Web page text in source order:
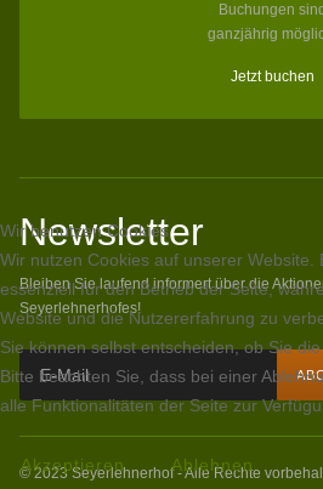
Buchungen sind
ganzjährig
Jetzt buchen
Newsletter
Bleiben Sie laufend informert über die
Seyerlehnerhofes!
© 2023 Seyerlehnerhof - Alle Rechte
Wir benutzen Cookies
Wir nutzen Cookies auf unserer Website.
essenziell für den Betrieb der Seite,
Website und die Nutzererfahrung zu
Sie können selbst entscheiden, ob Sie
Bitte beachten Sie, dass bei einer
alle Funktionalitäten der Seite zur
Akzeptieren Ablehnen